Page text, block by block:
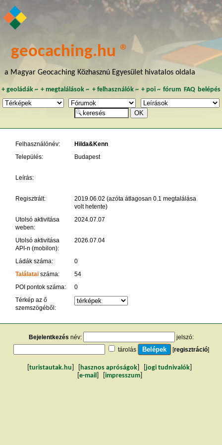
geocaching.hu ®
a Magyar Geocaching Közhasznú Egyesület hivatalos oldala
+ geoládák~ +megtalálások ~ + felhasználók~ + poi~ fórum FAQ belépés
Felhasználónév:
Hilda&Kenn
Település:
Budapest
Leírás:
Regisztrált:
2019.06.02 (azóta átlagosan 0.1 megtalálása
volt hetente)
Utolsó aktivitása
weben:
2024.07.07
Utolsó aktivitása
API-n (mobilon):
2026.07.04
Ládák száma:
0
Találataiszáma:
54
POI pontok száma:
0
Térkép az ő
szemszögéből:
Bejelentkezés név:
jelszó:
tárolás
[regisztráció]
turistautak.hu hasznos apróságok jogi tudnivalók
e-mail impresszum]